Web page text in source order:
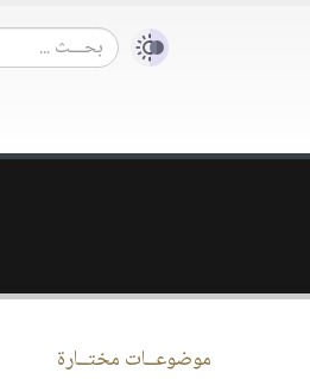
موضوعــات مختــارة